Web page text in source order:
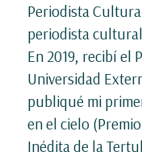
Periodista
periodista
En 2019, recibí el
Universidad
publiqué mi
en el cielo
Inédita de la